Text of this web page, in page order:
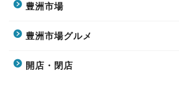
豊洲市場
豊洲市場グルメ
開店・閉店